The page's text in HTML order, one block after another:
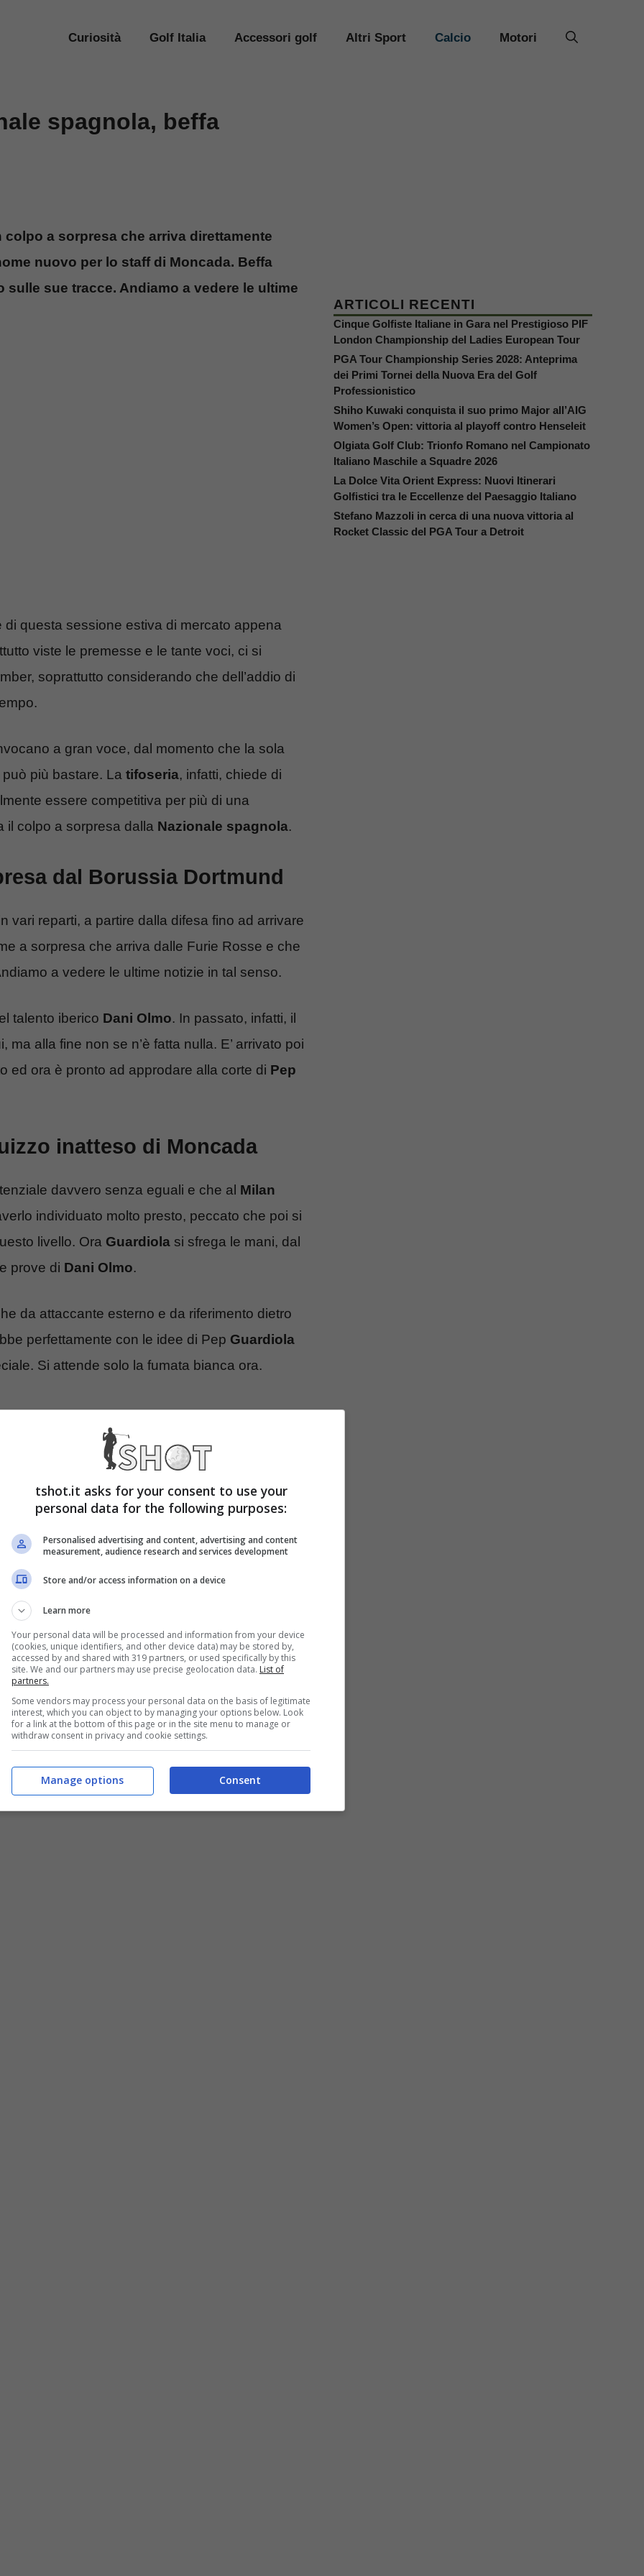
Curiosità Golf Italia Accessori golf Altri Sport Calcio Motori
spagnola, beffa
a sorpresa che arriva direttamente
nuovo per lo staff di Moncada. Beffa
sue tracce. Andiamo a vedere le ultime
questa sessione estiva di mercato appena
viste le premesse e le tante voci, ci si
soprattutto considerando che dell’addio di
a gran voce, dal momento che la sola
più bastare. La tifoseria, infatti, chiede di
essere competitiva per più di una
il colpo a sorpresa dalla Nazionale spagnola.
dal Borussia Dortmund
vari reparti, a partire dalla difesa fino ad arrivare
a sorpresa che arriva dalle Furie Rosse e che
a vedere le ultime notizie in tal senso.
talento iberico Dani Olmo. In passato, infatti, il
alla fine non se n’è fatta nulla. E’ arrivato poi
ed ora è pronto ad approdare alla corte di Pep
inatteso di Moncada
davvero senza eguali e che al Milan
individuato molto presto, peccato che poi si
livello. Ora Guardiola si sfrega le mani, dal
prove di Dani Olmo.
da attaccante esterno e da riferimento dietro
perfettamente con le idee di Pep Guardiola
Si attende solo la fumata bianca ora.
ARTICOLI RECENTI
Cinque Golfiste Italiane in Gara nel Prestigioso PIF
London Championship del Ladies European Tour
PGA Tour Championship Series 2028: Anteprima
dei Primi Tornei della Nuova Era del Golf
Professionistico
Shiho Kuwaki conquista il suo primo Major all’AIG
Women’s Open: vittoria al playoff contro Henseleit
Olgiata Golf Club: Trionfo Romano nel Campionato
Italiano Maschile a Squadre 2026
La Dolce Vita Orient Express: Nuovi Itinerari
Golfistici tra le Eccellenze del Paesaggio Italiano
Stefano Mazzoli in cerca di una nuova vittoria al
Rocket Classic del PGA Tour a Detroit
tshot.it asks for your consent to use your
personal data for the following purposes:
Personalised advertising and content, advertising and content
measurement, audience research and services development
Store and/or access information on a device
Learn more
Your personal data will be processed and information from your device
(cookies, unique identifiers, and other device data) may be stored by,
accessed by and shared with 319 partners, or used specifically by this
site. We and our partners may use precise geolocation data. List of
partners.
Some vendors may process your personal data on the basis of legitimate
interest, which you can object to by managing your options below. Look
for a link at the bottom of this page or in the site menu to manage or
withdraw consent in privacy and cookie settings.
Consent
Manage options